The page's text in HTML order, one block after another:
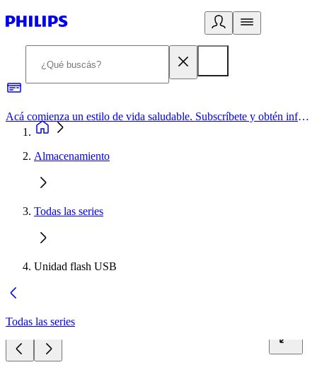
Acá comienza un estilo de vida saludable. Subscríbete y obtén información de primera mano
Almacenamiento
Todas las series
Unidad flash USB
Todas las series